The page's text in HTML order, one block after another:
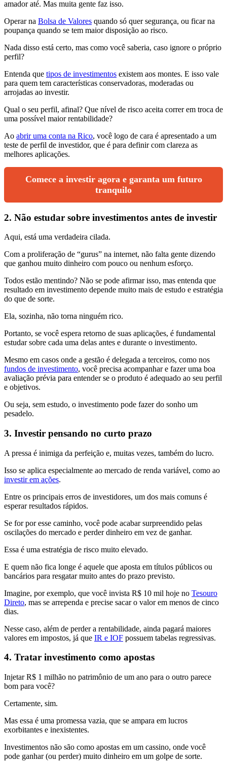
amador até. Mas muita gente faz isso.
Operar na Bolsa de Valores quando só quer segurança, ou ficar na
poupança quando se tem maior disposição ao risco.
Nada disso está certo, mas como você saberia, caso ignore o próprio
perfil?
Entenda que tipos de investimentos existem aos montes. E isso vale
para quem tem características conservadoras, moderadas ou
arrojadas ao investir.
Qual o seu perfil, afinal? Que nível de risco aceita correr em troca de
uma possível maior rentabilidade?
Ao abrir uma conta na Rico, você logo de cara é apresentado a um
teste de perfil de investidor, que é para definir com clareza as
melhores aplicações.
Comece a investir agora e garanta um futuro
tranquilo
2. Não estudar sobre investimentos antes de investir
Aqui, está uma verdadeira cilada.
Com a proliferação de “gurus” na internet, não falta gente dizendo
que ganhou muito dinheiro com pouco ou nenhum esforço.
Todos estão mentindo? Não se pode afirmar isso, mas entenda que
resultado em investimento depende muito mais de estudo e estratégia
do que de sorte.
Ela, sozinha, não torna ninguém rico.
Portanto, se você espera retorno de suas aplicações, é fundamental
estudar sobre cada uma delas antes e durante o investimento.
Mesmo em casos onde a gestão é delegada a terceiros, como nos
fundos de investimento, você precisa acompanhar e fazer uma boa
avaliação prévia para entender se o produto é adequado ao seu perfil
e objetivos.
Ou seja, sem estudo, o investimento pode fazer do sonho um
pesadelo.
3. Investir pensando no curto prazo
A pressa é inimiga da perfeição e, muitas vezes, também do lucro.
Isso se aplica especialmente ao mercado de renda variável, como ao
investir em ações.
Entre os principais erros de investidores, um dos mais comuns é
esperar resultados rápidos.
Se for por esse caminho, você pode acabar surpreendido pelas
oscilações do mercado e perder dinheiro em vez de ganhar.
Essa é uma estratégia de risco muito elevado.
E quem não fica longe é aquele que aposta em títulos públicos ou
bancários para resgatar muito antes do prazo previsto.
Imagine, por exemplo, que você invista R$ 10 mil hoje no Tesouro
Direto, mas se arrependa e precise sacar o valor em menos de cinco
dias.
Nesse caso, além de perder a rentabilidade, ainda pagará maiores
valores em impostos, já que IR e IOF possuem tabelas regressivas.
4. Tratar investimento como apostas
Injetar R$ 1 milhão no patrimônio de um ano para o outro parece
bom para você?
Certamente, sim.
Mas essa é uma promessa vazia, que se ampara em lucros
exorbitantes e inexistentes.
Investimentos não são como apostas em um cassino, onde você
pode ganhar (ou perder) muito dinheiro em um golpe de sorte.